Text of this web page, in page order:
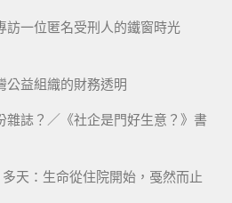
訪一位匿名受刑人的鐵窗時光
公益組織的財務透明
雜誌？／《社企是門好生意？》書
天：生命從住院開始，戞然而止